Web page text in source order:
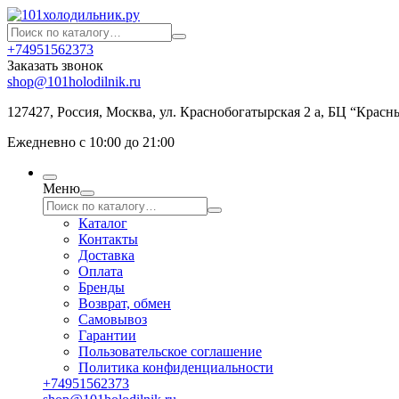
+74951562373
Заказать звонок
shop@101holodilnik.ru
127427, Россия, Москва, ул. Краснобогатырская 2 а, БЦ
Ежедневно с 10:00 до 21:00
Меню
Каталог
Контакты
Доставка
Оплата
Бренды
Возврат, обмен
Самовывоз
Гарантии
Пользовательское соглашение
Политика конфиденциальности
+74951562373